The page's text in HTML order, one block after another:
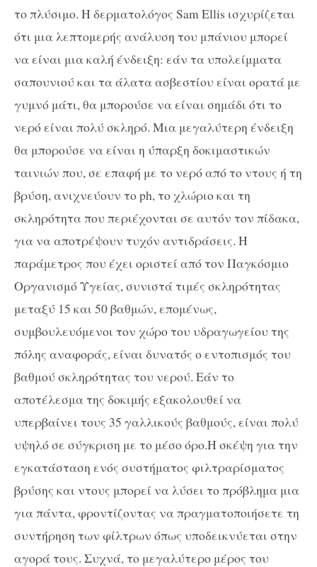
το πλύσιμο. Η δερματολόγος Sam Ellis ισχυρίζεται
ότι μια λεπτομερής ανάλυση του μπάνιου μπορεί
να είναι μια καλή ένδειξη: εάν τα υπολείμματα
σαπουνιού και τα άλατα ασβεστίου είναι ορατά με
γυμνό μάτι, θα μπορούσε να είναι σημάδι ότι το
νερό είναι πολύ σκληρό. Μια μεγαλύτερη ένδειξη
θα μπορούσε να είναι η ύπαρξη δοκιμαστικών
ταινιών που, σε επαφή με το νερό από το ντους ή τη
βρύση, ανιχνεύουν το ph, το χλώριο και τη
σκληρότητα που περιέχονται σε αυτόν τον πίδακα,
για να αποτρέψουν τυχόν αντιδράσεις. Η
παράμετρος που έχει οριστεί από τον Παγκόσμιο
Οργανισμό Υγείας, συνιστά τιμές σκληρότητας
μεταξύ 15 και 50 βαθμών, επομένως,
συμβουλευόμενοι τον χώρο του υδραγωγείου της
πόλης αναφοράς, είναι δυνατός ο εντοπισμός του
βαθμού σκληρότητας του νερού. Εάν το
αποτέλεσμα της δοκιμής εξακολουθεί να
υπερβαίνει τους 35 γαλλικούς βαθμούς, είναι πολύ
υψηλό σε σύγκριση με το μέσο όρο.Η σκέψη για την
εγκατάσταση ενός συστήματος φιλτραρίσματος
βρύσης και ντους μπορεί να λύσει το πρόβλημα μια
για πάντα, φροντίζοντας να πραγματοποιήσετε τη
συντήρηση των φίλτρων όπως υποδεικνύεται στην
αγορά τους. Συχνά, το μεγαλύτερο μέρος του